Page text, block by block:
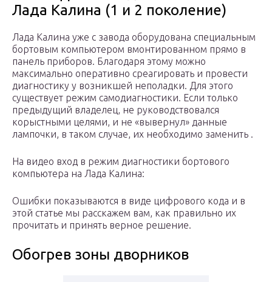
Лада Калина (1 и 2 поколение)
Лада Калина уже с завода оборудована специальным
бортовым компьютером вмонтированном прямо в
панель приборов. Благодаря этому можно
максимально оперативно среагировать и провести
диагностику у возникшей неполадки. Для этого
существует режим самодиагностики. Если только
предыдущий владелец, не руководствовался
корыстными целями, и не «вывернул» данные
лампочки, в таком случае, их необходимо заменить .
На видео вход в режим диагностики бортового
компьютера на Лада Калина:
Ошибки показываются в виде цифрового кода и в
этой статье мы расскажем вам, как правильно их
прочитать и принять верное решение.
Обогрев зоны дворников